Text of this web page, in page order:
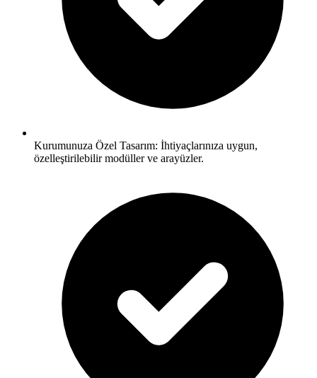
Kurumunuza Özel Tasarım: İhtiyaçlarınıza uygun,
özelleştirilebilir modüller ve arayüzler.